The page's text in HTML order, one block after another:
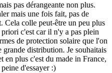
pas dérangeante non plus.
mais une fois fait, pas de
Cela colle peut-être un peu plus
c'est car il n'y a pas plein
de protection solaire que l'on
grande distribution. Je souhaitais
en plus c'est du made in France,
d'essayer :)